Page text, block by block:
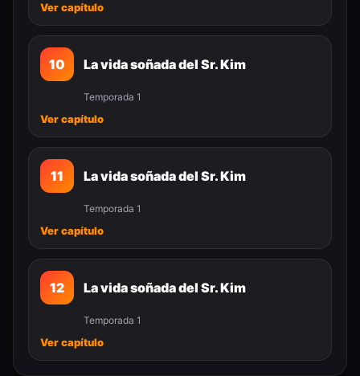
Ver capítulo
10 La vida soñada del Sr. Kim
Temporada 1
Ver capítulo
11 La vida soñada del Sr. Kim
Temporada 1
Ver capítulo
12 La vida soñada del Sr. Kim
Temporada 1
Ver capítulo